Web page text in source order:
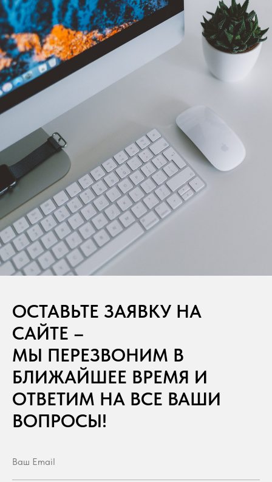
ОСТАВЬТЕ ЗАЯВКУ НА
САЙТЕ –
МЫ ПЕРЕЗВОНИМ В
БЛИЖАЙШЕЕ ВРЕМЯ И
ОТВЕТИМ НА ВСЕ ВАШИ
ВОПРОСЫ!